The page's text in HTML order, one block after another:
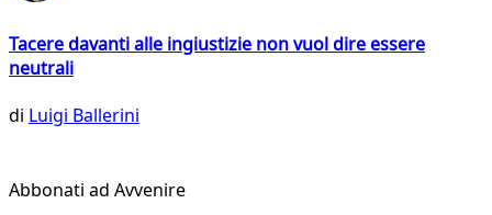
Tacere davanti alle ingiustizie non vuol dire essere
neutrali
di Luigi Ballerini
Abbonati ad Avvenire